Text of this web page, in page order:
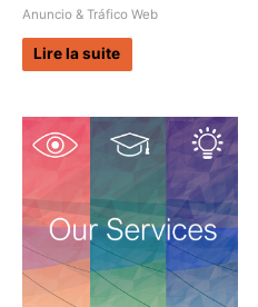
Anuncio & Tráfico Web
Lire la suite